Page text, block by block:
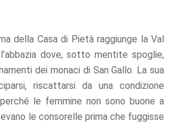
della Casa di Pietà raggiunge la Val
l’abbazia dove, sotto mentite spoglie,
dei monaci di San Gallo. La sua
riscattarsi da una condizione
le femmine non sono buone a
le consorelle prima che fuggisse